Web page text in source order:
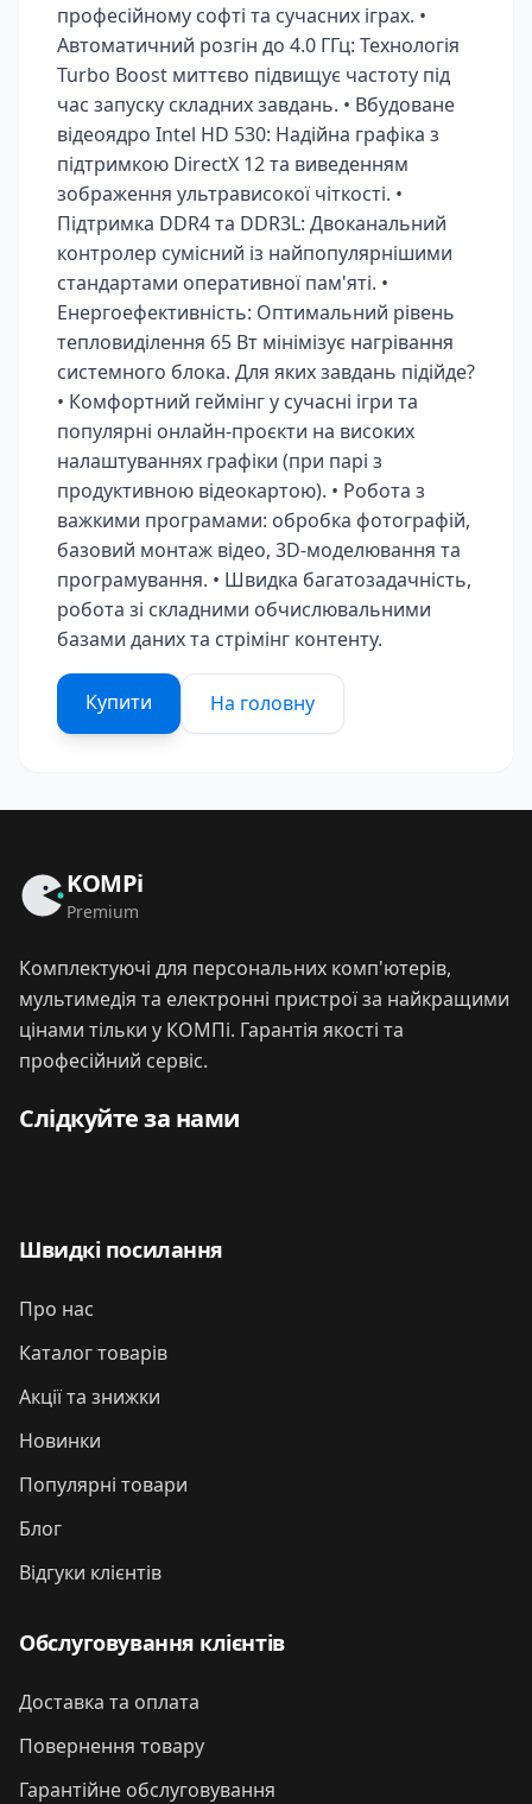
професійному софті та сучасних іграх. •
Автоматичний розгін до 4.0 ГГц: Технологія
Turbo Boost миттєво підвищує частоту під
час запуску складних завдань. • Вбудоване
відеоядро Intel HD 530: Надійна графіка з
підтримкою DirectX 12 та виведенням
зображення ультрависокої чіткості. •
Підтримка DDR4 та DDR3L: Двоканальний
контролер сумісний із найпопулярнішими
стандартами оперативної пам'яті. •
Енергоефективність: Оптимальний рівень
тепловиділення 65 Вт мінімізує нагрівання
системного блока. Для яких завдань підійде?
• Комфортний геймінг у сучасні ігри та
популярні онлайн-проєкти на високих
налаштуваннях графіки (при парі з
продуктивною відеокартою). • Робота з
важкими програмами: обробка фотографій,
базовий монтаж відео, 3D-моделювання та
програмування. • Швидка багатозадачність,
робота зі складними обчислювальними
базами даних та стрімінг контенту.
Купити На головну
KOMPi
Premium
Комплектуючі для персональних комп'ютерів,
мультимедія та електронні пристрої за найкращими
цінами тільки у КОМПі. Гарантія якості та
професійний сервіс.
Слідкуйте за нами
Швидкі посилання
Про нас
Каталог товарів
Акції та знижки
Новинки
Популярні товари
Блог
Відгуки клієнтів
Обслуговування клієнтів
Доставка та оплата
Повернення товару
Гарантійне обслуговування